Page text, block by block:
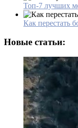
Топ-7 лучших
Как перестать
Новые статьи: